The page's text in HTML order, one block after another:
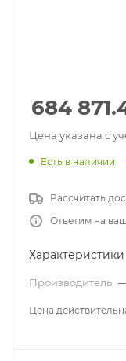
684
Цена указана с
Есть в наличии
Рассчитать
Ответим на
Характеристики
Производитель
Цена